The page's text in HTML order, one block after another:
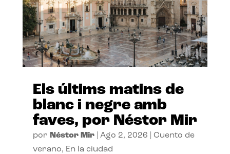
Els últims matins de
blanc i negre amb
faves, por Néstor Mir
por Néstor Mir| Ago 2, 2026
Cuento de
verano, En la ciudad